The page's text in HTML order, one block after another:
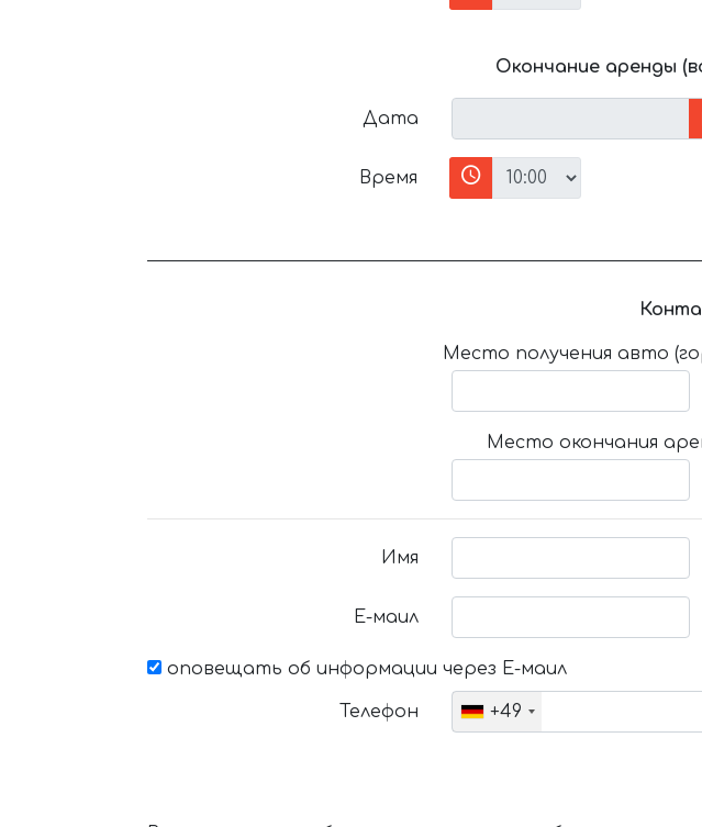
Окончание аренды
Дата
Время
Место получения авто
Место окончания
Имя
Е-маил
оповещать об информации через Е-маил
Телефон +49